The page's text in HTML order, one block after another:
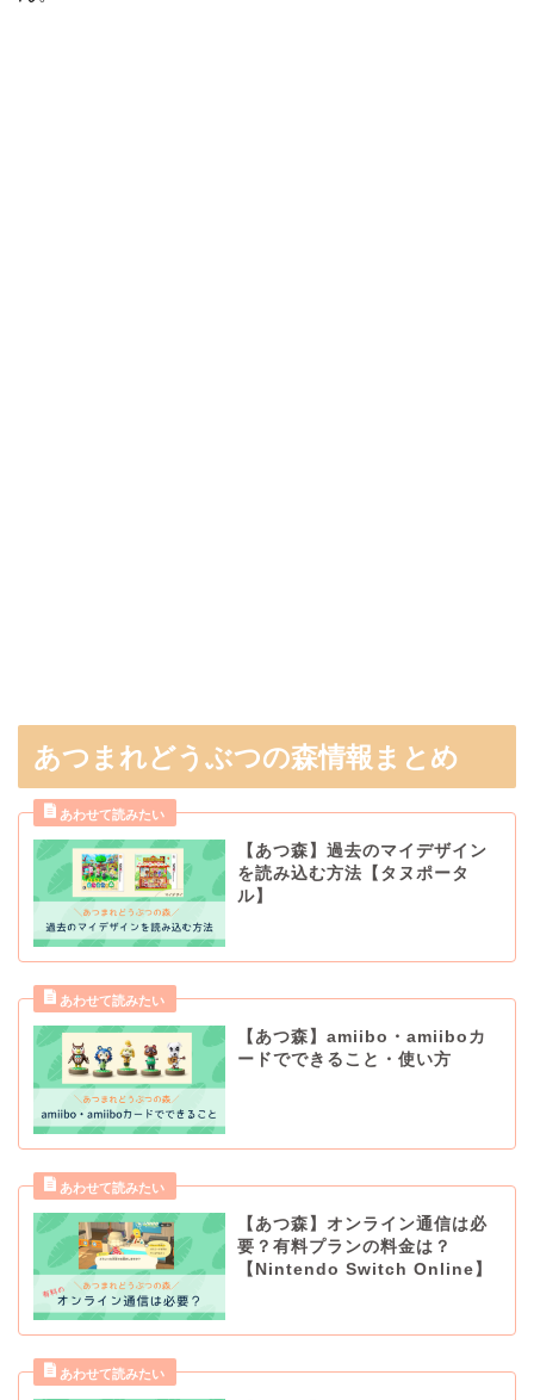
あつまれどうぶつの森情報まとめ
【あつ森】過去のマイデザイン
を読み込む方法【タヌポータ
ル】
【あつ森】amiibo・amiiboカ
ードでできること・使い方
【あつ森】オンライン通信は必
要？有料プランの料金は？
【Nintendo Switch Online】